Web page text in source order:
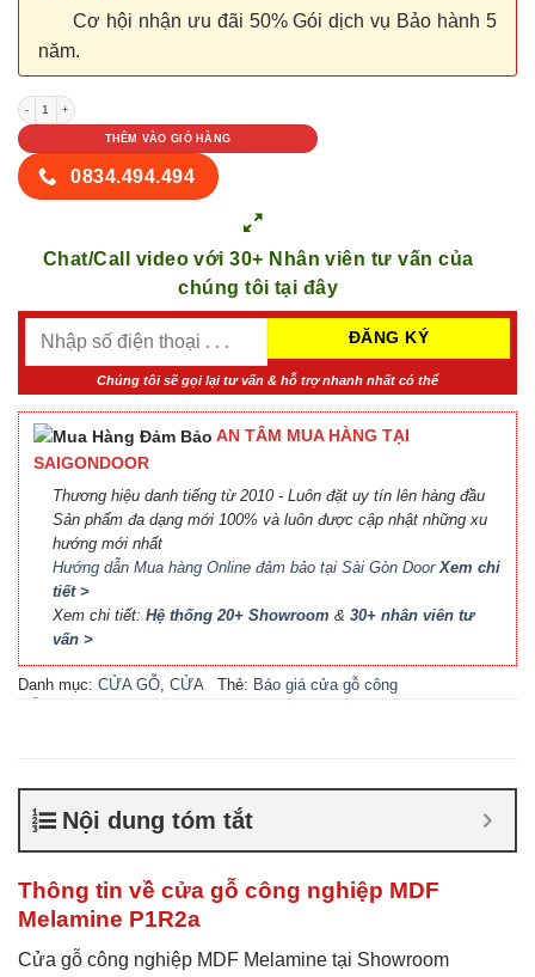
Cơ hội nhận ưu đãi 50% Gói dịch vụ Bảo hành 5
năm.
CỬA GỖ CÔNG NGHIỆP MDF MELAMINE P1R2a số lượng
THÊM VÀO GIỎ HÀNG
0834.494.494
Chat/Call video với 30+ Nhân viên tư vấn của
chúng tôi tại đây
Chúng tôi sẽ gọi lại tư vấn & hỗ trợ nhanh nhất có thể
AN TÂM MUA HÀNG TẠI
SAIGONDOOR
Thương hiệu danh tiếng từ 2010 - Luôn đặt uy tín lên hàng đầu
Sản phẩm đa dạng mới 100% và luôn được cập nhật những xu
hướng mới nhất
Hướng dẫn Mua hàng Online đảm bảo tại Sài Gòn DoorXem chi
tiết >
Xem chi tiết: Hệ thống 20+ Showroom & 30+ nhân viên tư
vấn >
Danh mục: CỬA GỖ, CỬA
Thẻ: Báo giá cửa gỗ công
nghiệp chống ẩm
công nghiệp sơn trắng
gỗ MDF Laminate,Cửa gỗ
MDF Melamine
MDF phủ Melamine
Nội dung tóm tắt
Thông tin về cửa gỗ công nghiệp MDF
Melamine P1R2a
Cửa gỗ công nghiệp MDF Melamine tại Showroom